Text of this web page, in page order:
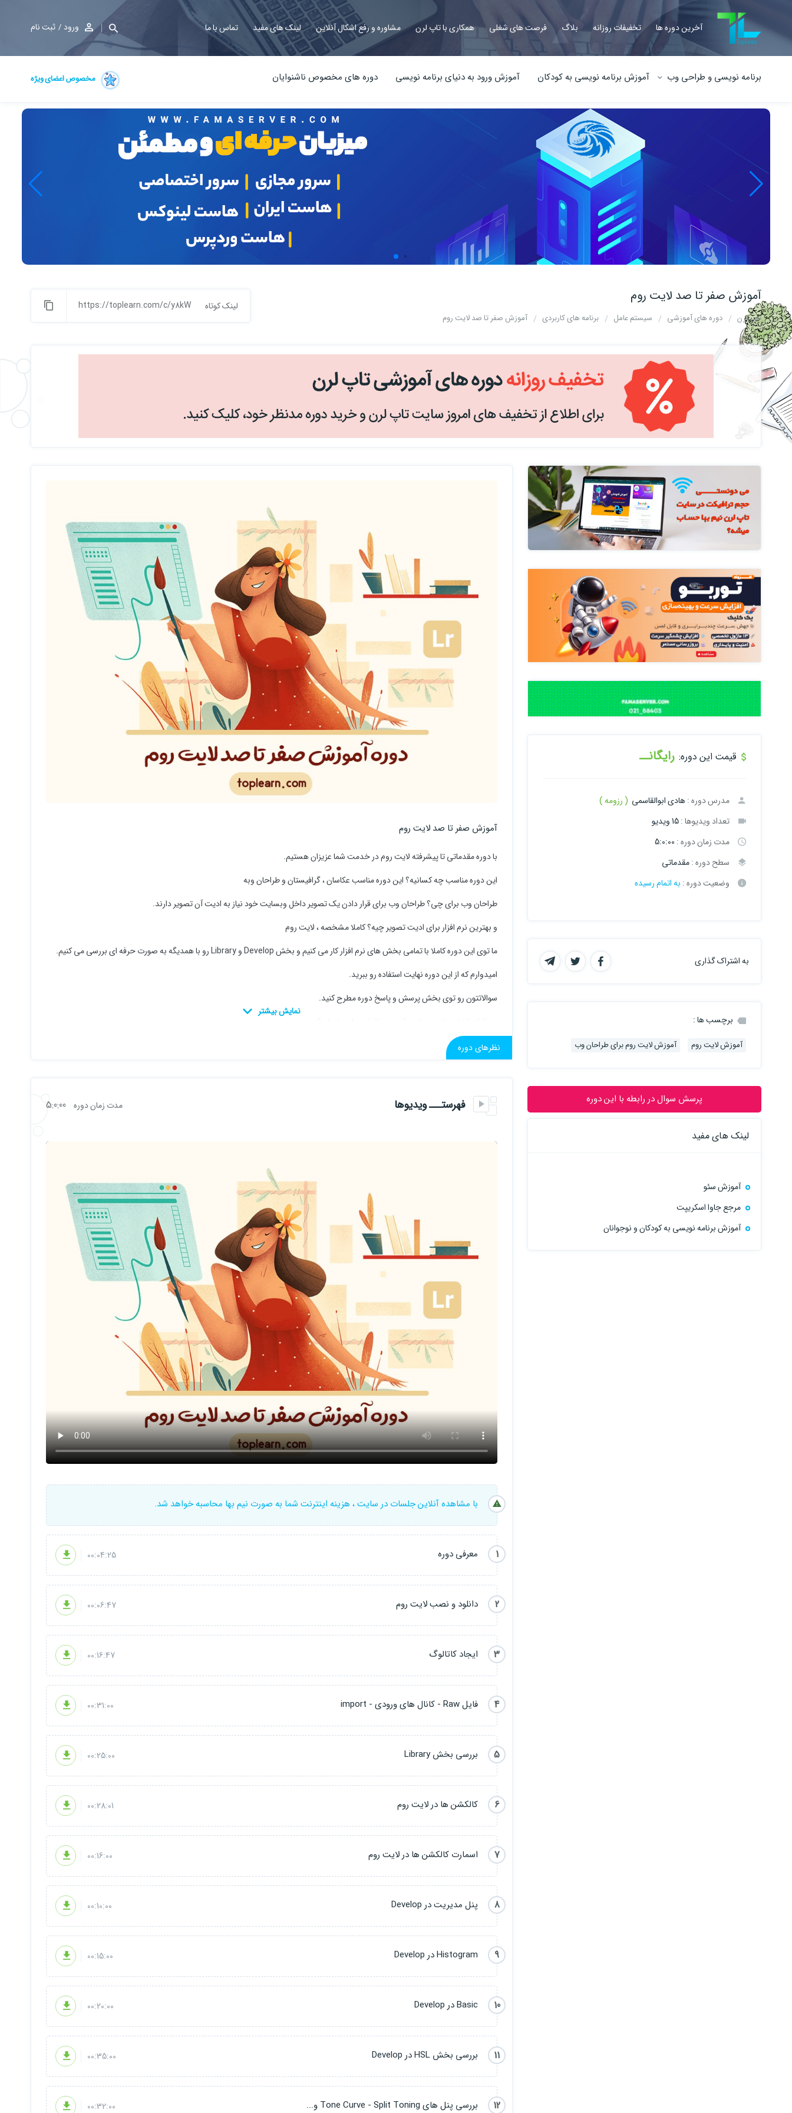
آخرین دوره ها تخفیفات روزانه بلاگ فرصت های شغلی همکاری با تاپ لرن مشاوره و رفع اشکال آنلاین لینک های مفید تماس با ما ورود ثبت نام
برنامه نویسی و طراحی وب آموزش برنامه نویسی به کودکان آموزش ورود به دنیای برنامه نویسی دوره های مخصوص ناشنوایان مخصوص اعضای ویژه
آموزش صفر تا صد لایت روم
تاپ لرن دوره های آموزشی سیستم عامل برنامه های کاربردی آموزش صفر تا صد لایت روم
لینک کوتاه https://toplearn.com/c/y8kW
آموزش صفر تا صد لایت روم
با دوره مقدماتی تا پیشرفته لایت روم در خدمت شما عزیزان هستیم.
این دوره مناسب چه کسانیه؟ این دوره مناسب عکاسان ، گرافیستان و طراحان وبه
طراحان وب برای چی؟ طراحان وب برای قرار دادن یک تصویر داخل وبسایت خود نیاز به ادیت آن تصویر دارند.
و بهترین نرم افزار برای ادیت تصویر چیه؟ کاملا مشخصه ، لایت روم
ما توی این دوره کاملا با تمامی بخش های نرم افزار کار می کنیم و بخش Develop و Library رو با همدیگه به صورت حرفه ای بررسی می کنیم.
امیدوارم که از این دوره نهایت استفاده رو ببرید.
سوالاتتون رو توی بخش پرسش و پاسخ دوره مطرح کنید.
همچنین اگر از ویدئو ها و دوره راضی هستید ، توی نظرات دوره شرکت کنید.
نظرهای دوره
فهرستـــ ویدیوها مدت زمان دوره 5:0:00
با مشاهده آنلاین جلسات در سایت ، هزینه اینترنت شما به صورت نیم بها محاسبه خواهد شد.
1 معرفی دوره 00:04:25
2 دانلود و نصب لایت روم 00:06:47
3 ایجاد کاتالوگ 00:16:47
4 فایل Raw - کانال های ورودی - import 00:31:00
5 بررسی بخش Library 00:25:00
6 کالکشن ها در لایت روم 00:28:01
7 اسمارت کالکشن ها در لایت روم 00:16:00
8 پنل مدیریت در Develop 00:10:00
9 Histogram در Develop 00:15:00
10 Basic در Develop 00:20:00
11 بررسی بخش HSL در Develop 00:35:00
12 بررسی پنل های Tone Curve - Split Toning و... 00:32:00
قیمت این دوره: رایگانــ
مدرس دوره :هادی ابوالقاسمی ( رزومه )
تعداد ویدیوها :15 ویدیو
مدت زمان دوره : 5:0:00
سطح دوره :مقدماتی
وضعیت دوره : به اتمام رسیده
به اشتراک گذاری
برچسب ها :
آموزش لایت روم آموزش لایت روم برای طراحان وب
پرسش سوال در رابطه با این دوره
لینک های مفید
آموزش سئو
مرجع جاوا اسکریپت
آموزش برنامه نویسی به کودکان و نوجوانان